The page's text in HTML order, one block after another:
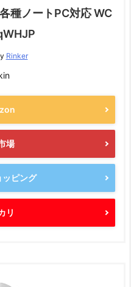
種ノートPC対応 WC
Rinker
場
ピング
リ